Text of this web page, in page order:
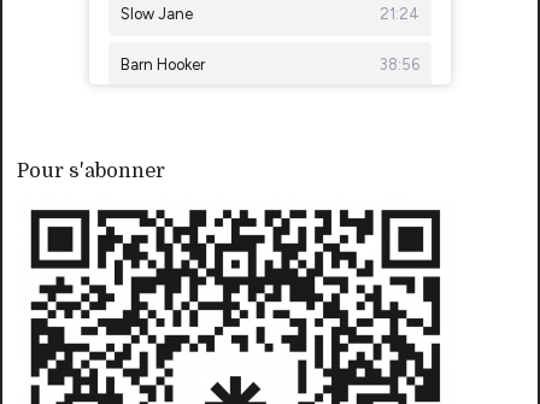
Pour s'abonner